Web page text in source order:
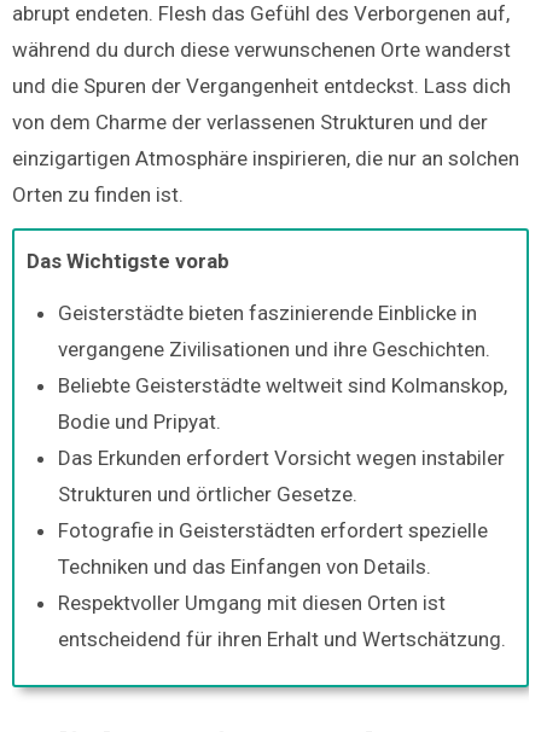
abrupt endeten. Flesh das Gefühl des Verborgenen auf,
während du durch diese verwunschenen Orte wanderst
und die Spuren der Vergangenheit entdeckst. Lass dich
von dem Charme der verlassenen Strukturen und der
einzigartigen Atmosphäre inspirieren, die nur an solchen
Orten zu finden ist.
Das Wichtigste vorab
Geisterstädte bieten faszinierende Einblicke in
vergangene Zivilisationen und ihre Geschichten.
Beliebte Geisterstädte weltweit sind Kolmanskop,
Bodie und Pripyat.
Das Erkunden erfordert Vorsicht wegen instabiler
Strukturen und örtlicher Gesetze.
Fotografie in Geisterstädten erfordert spezielle
Techniken und das Einfangen von Details.
Respektvoller Umgang mit diesen Orten ist
entscheidend für ihren Erhalt und Wertschätzung.